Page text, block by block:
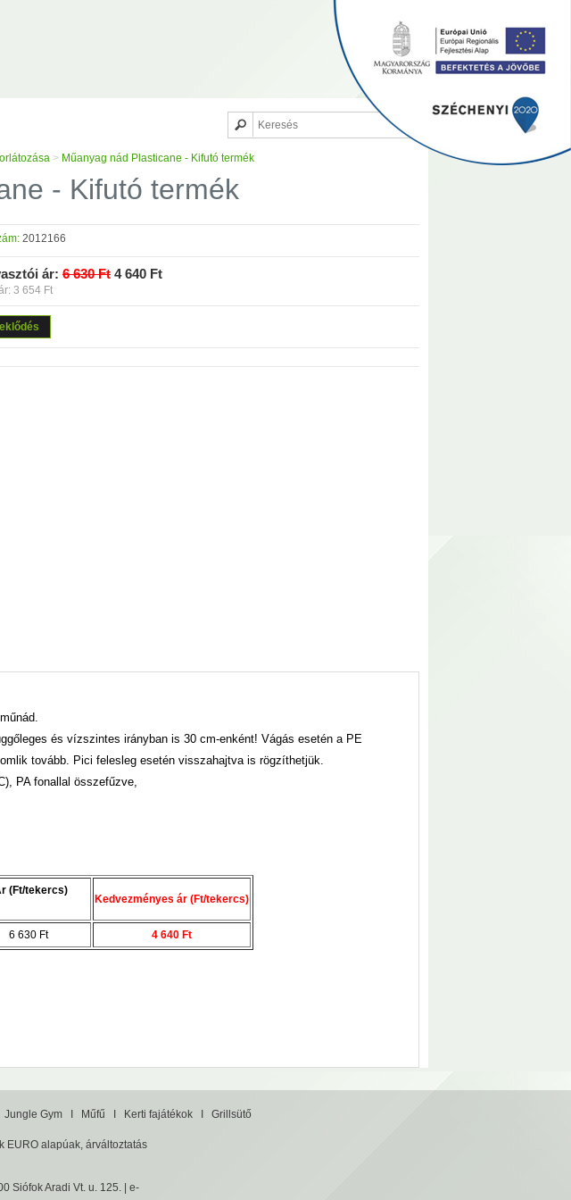
> Műanyag nád Plasticane - Kifutó termék
- Kifutó termék
2012166
ár: 6 630 Ft 4 640 Ft
3 654 Ft
és vízszintes irányban is 30 cm-enként! Vágás esetén a PE
tovább. Pici felesleg esetén visszahajtva is rögzíthetjük.
PA fonallal összefűzve,
tekercs)
Kedvezményes ár (Ft/tekercs)
6 630 Ft 4 640 Ft
Jungle GymI Műfű Kerti fajátékokI Grillsütő
EURO alapúak, árváltoztatás
Siófok Aradi Vt. u. 125. | e-